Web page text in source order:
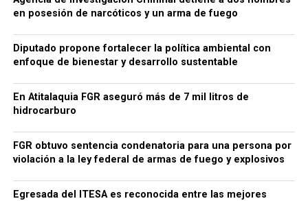
en posesión de narcóticos y un arma de fuego
Diputado propone fortalecer la política ambiental con
enfoque de bienestar y desarrollo sustentable
En Atitalaquia FGR aseguró más de 7 mil litros de
hidrocarburo
FGR obtuvo sentencia condenatoria para una persona por
violación a la ley federal de armas de fuego y explosivos
Egresada del ITESA es reconocida entre las mejores